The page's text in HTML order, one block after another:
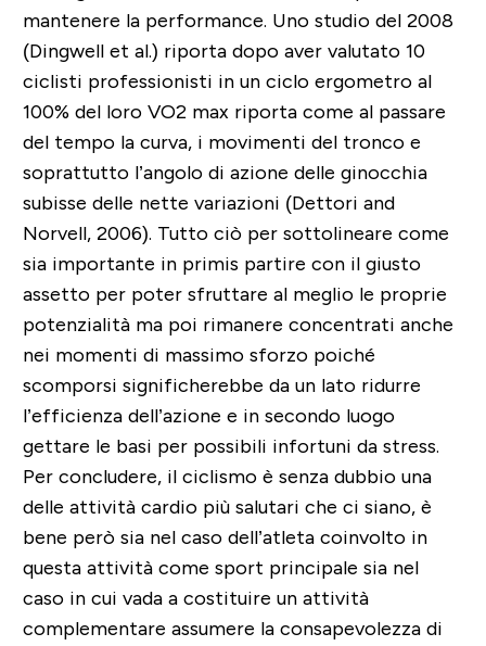
mantenere la performance. Uno studio del 2008
(Dingwell et al.) riporta dopo aver valutato 10
ciclisti professionisti in un ciclo ergometro al
100% del loro VO2 max riporta come al passare
del tempo la curva, i movimenti del tronco e
soprattutto l’angolo di azione delle ginocchia
subisse delle nette variazioni (Dettori and
Norvell, 2006). Tutto ciò per sottolineare come
sia importante in primis partire con il giusto
assetto per poter sfruttare al meglio le proprie
potenzialità ma poi rimanere concentrati anche
nei momenti di massimo sforzo poiché
scomporsi significherebbe da un lato ridurre
l’efficienza dell’azione e in secondo luogo
gettare le basi per possibili infortuni da stress.
Per concludere, il ciclismo è senza dubbio una
delle attività cardio più salutari che ci siano, è
bene però sia nel caso dell’atleta coinvolto in
questa attività come sport principale sia nel
caso in cui vada a costituire un attività
complementare assumere la consapevolezza di